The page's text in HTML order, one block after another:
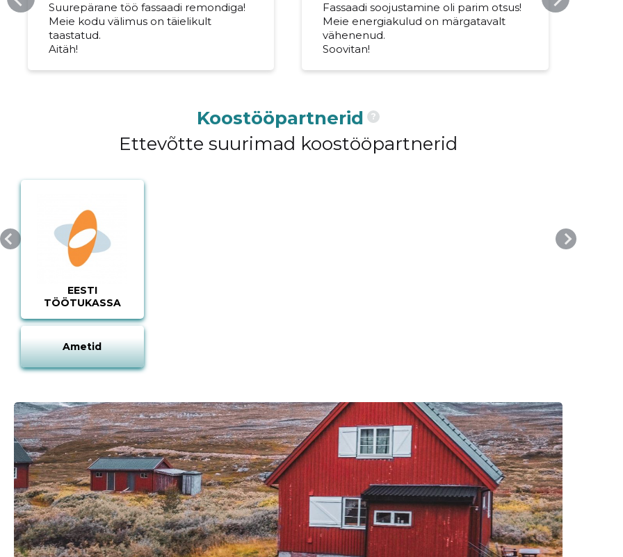
Suurepärane töö fassaadi remondiga!
Meie kodu välimus on täielikult
taastatud.
Aitäh!
Fassaadi soojustamine oli parim otsus!
Meie energiakulud on märgatavalt
vähenenud.
Soovitan!
Koostööpartnerid ?
Ettevõtte suurimad koostööpartnerid
EESTI
TÖÖTUKASSA
Ametid